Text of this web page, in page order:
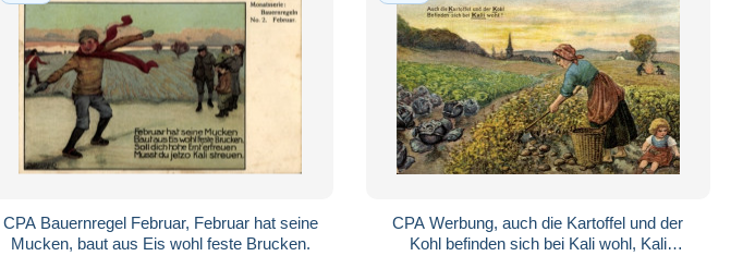
CPA Bauernregel Februar, Februar hat seine
Mucken, baut aus Eis wohl feste Brucken.
CPA Werbung, auch die Kartoffel und der
Kohl befinden sich bei Kali wohl, Kali